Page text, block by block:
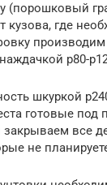
(порошковый
кузова, где
р80-
шкуркой
готовые под
все
не